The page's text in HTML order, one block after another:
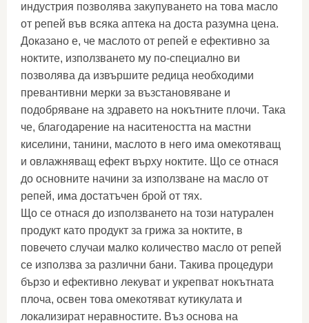
индустрия позволява закупуването на това масло
от репей във всяка аптека на доста разумна цена.
Доказано е, че маслото от репей е ефективно за
ноктите, използването му по-специално ви
позволява да извършите редица необходими
превантивни мерки за възстановяване и
подобряване на здравето на нокътните плочи. Така
че, благодарение на наситеността на мастни
киселини, танини, маслото в него има омекотяващ
и овлажняващ ефект върху ноктите. Що се отнася
до основните начини за използване на масло от
репей, има достатъчен брой от тях.
Що се отнася до използването на този натурален
продукт като продукт за грижа за ноктите, в
повечето случаи малко количество масло от репей
се използва за различни бани. Такива процедури
бързо и ефективно лекуват и укрепват нокътната
плоча, освен това омекотяват кутикулата и
локализират неравностите. Въз основа на